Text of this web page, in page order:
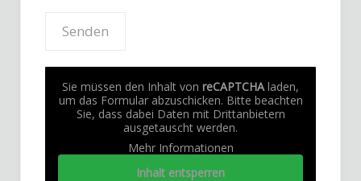
Sie müssen den Inhalt von reCAPTCHAladen,
um das Formular abzuschicken. Bitte beachten
Sie, dass dabei Daten mit Drittanbietern
ausgetauscht werden.
Mehr Informationen
Inhalt entsperren